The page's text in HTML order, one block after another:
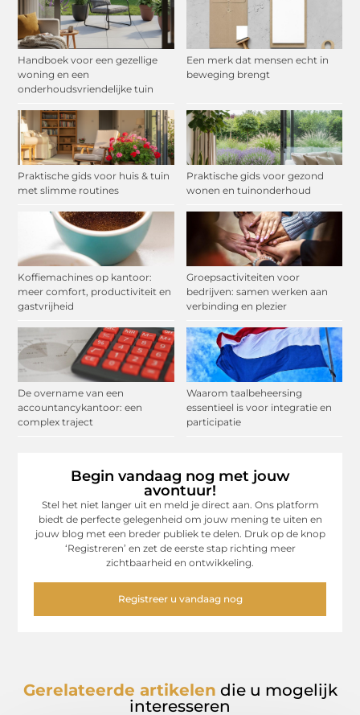
Handboek voor een gezellige
woning en een
onderhoudsvriendelijke tuin
Een merk dat mensen echt in
beweging brengt
Praktische gids voor huis & tuin
met slimme routines
Praktische gids voor gezond
wonen en tuinonderhoud
Koffiemachines op kantoor:
meer comfort, productiviteit en
gastvrijheid
Groepsactiviteiten voor
bedrijven: samen werken aan
verbinding en plezier
De overname van een
accountancykantoor: een
complex traject
Waarom taalbeheersing
essentieel is voor integratie en
participatie
Begin vandaag nog met jouw
avontuur!
Stel het niet langer uit en meld je direct aan. Ons platform
biedt de perfecte gelegenheid om jouw mening te uiten en
jouw blog met een breder publiek te delen. Druk op de knop
‘Registreren’ en zet de eerste stap richting meer
zichtbaarheid en ontwikkeling.
Registreer u vandaag nog
Gerelateerde artikelen die u mogelijk
interesseren